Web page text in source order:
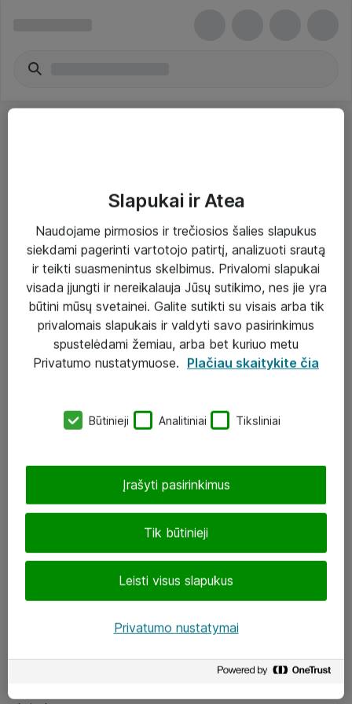
Paslaugos
Sprendimai
Įgyvendinti projektai
Atea ekspertų patarimai verslui
eShop@atea.lt
LinkedIn
Slapukai ir Atea
Naudojame pirmosios ir trečiosios šalies slapukus
siekdami pagerinti vartotojo patirtį, analizuoti srautą
ir teikti suasmenintus skelbimus. Privalomi slapukai
visada įjungti ir nereikalauja Jūsų sutikimo, nes jie yra
būtini mūsų svetainei. Galite sutikti su visais arba tik
privalomais slapukais ir valdyti savo pasirinkimus
spustelėdami žemiau, arba bet kuriuo metu
Privatumo nustatymuose. Plačiau skaitykite čia
Būtinieji Analitiniai Tiksliniai
Tik būtinieji
Leisti visus slapukus
Įrašyti pasirinkimus
Privatumo nustatymai